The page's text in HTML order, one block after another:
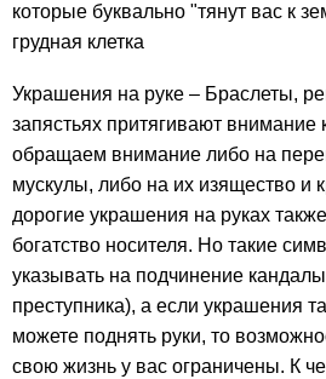
которые буквально "тянут вас к
грудная клетка
Украшения на руке – Браслеты,
запястьях притягивают внимание
обращаем внимание либо на
мускулы, либо на их изящество и
дорогие украшения на руках
богатство носителя. Но такие
указывать на подчинение
преступника), а если украшения
можете поднять руки, то
свою жизнь у вас ограничены. К